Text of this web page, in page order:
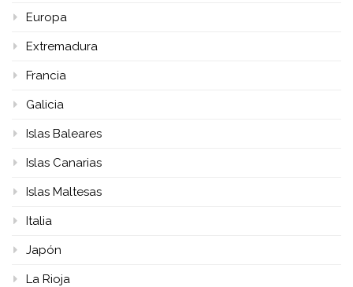
Europa
Extremadura
Francia
Galicia
Islas Baleares
Islas Canarias
Islas Maltesas
Italia
Japón
La Rioja